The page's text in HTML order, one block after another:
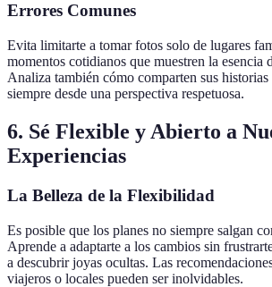
Errores Comunes
Evita limitarte a tomar fotos solo de lugares
momentos cotidianos que muestren la esencia
Analiza también cómo comparten sus historias
siempre desde una perspectiva respetuosa.
6. Sé Flexible y Abierto a
Experiencias
La Belleza de la Flexibilidad
Es posible que los planes no siempre salgan
Aprende a adaptarte a los cambios sin
a descubrir joyas ocultas. Las
viajeros o locales pueden ser inolvidables.